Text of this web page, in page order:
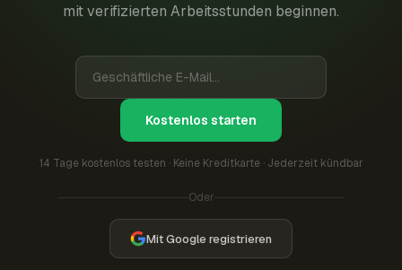
mit verifizierten Arbeitsstunden beginnen.
Kostenlos starten
14 Tage kostenlos testen · Keine Kreditkarte · Jederzeit kündbar
Oder
Mit Google registrieren